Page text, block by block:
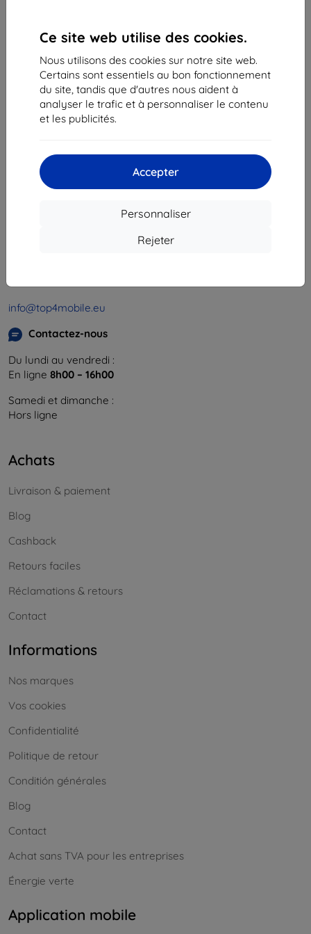
Ce site web utilise des cookies.
Nous utilisons des cookies sur notre site web.
Certains sont essentiels au bon fonctionnement
du site, tandis que d'autres nous aident à
analyser le trafic et à personnaliser le contenu
et les publicités.
Accepter
Personnaliser
Rejeter
Shield-Sk s.r.o.
Ulica Rudolfa Mocka 3750/2A
841 04 Bratislava
Numéro d’identification d’entreprise :
info@top4mobile.eu
Contactez-nous
Du lundi au vendredi :
En ligne 8h00 – 16h00
Samedi et dimanche :
Hors ligne
Achats
Livraison & paiement
Blog
Cashback
Retours faciles
Réclamations & retours
Contact
Informations
Nos marques
Vos cookies
Confidentialité
Politique de retour
Conditión générales
Blog
Contact
Achat sans TVA pour les entreprises
Énergie verte
Application mobile